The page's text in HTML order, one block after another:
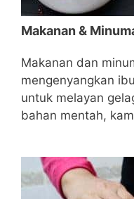
Makanan &
Makanan dan
mengenyangkan
untuk melayan
bahan mentah,